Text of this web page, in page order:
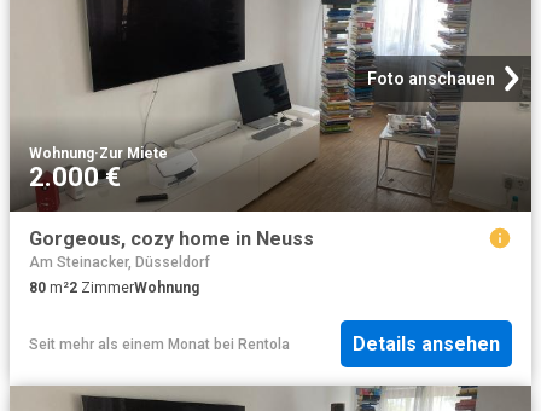
Foto anschauen
Wohnung·Zur Miete
2.000 €
Gorgeous, cozy home in Neuss
Am Steinacker, Düsseldorf
80 m²2 ZimmerWohnung
Seit mehr als einem Monat bei Rentola Details ansehen